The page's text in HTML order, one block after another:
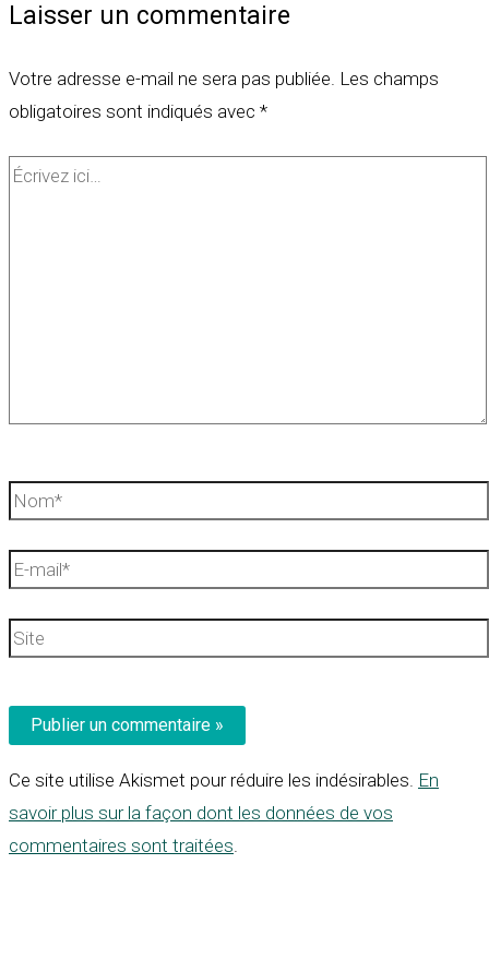
Laisser un commentaire
Votre adresse e-mail ne sera pas publiée. Les champs
obligatoires sont indiqués avec *
Écrivez
Nom*
E-
Site
Ce site utilise Akismet pour réduire les indésirables. En
savoir plus sur la façon dont les données de vos
commentaires sont traitées.